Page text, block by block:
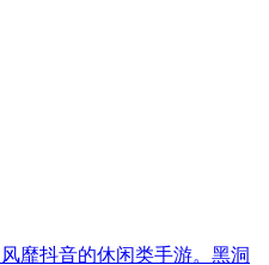
靡抖音的休闲类手游。黑洞